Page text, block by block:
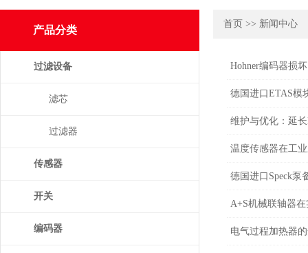
产品分类
过滤设备
滤芯
过滤器
传感器
开关
编码器
首页 >> 新闻中心
Hohner编码器损
德国进口ETAS模
维护与优化：延
温度传感器在工
德国进口Speck泵
A+S机械联轴器
电气过程加热器